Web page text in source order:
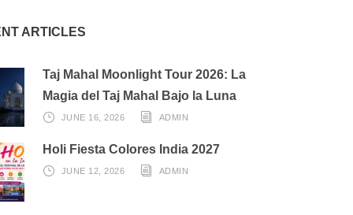
ARTICLES
Taj Mahal Moonlight Tour 2026: La
Magia del Taj Mahal Bajo la Luna
JUNE 16, 2026 ADMIN
Holi Fiesta Colores India 2027
JUNE 12, 2026 ADMIN